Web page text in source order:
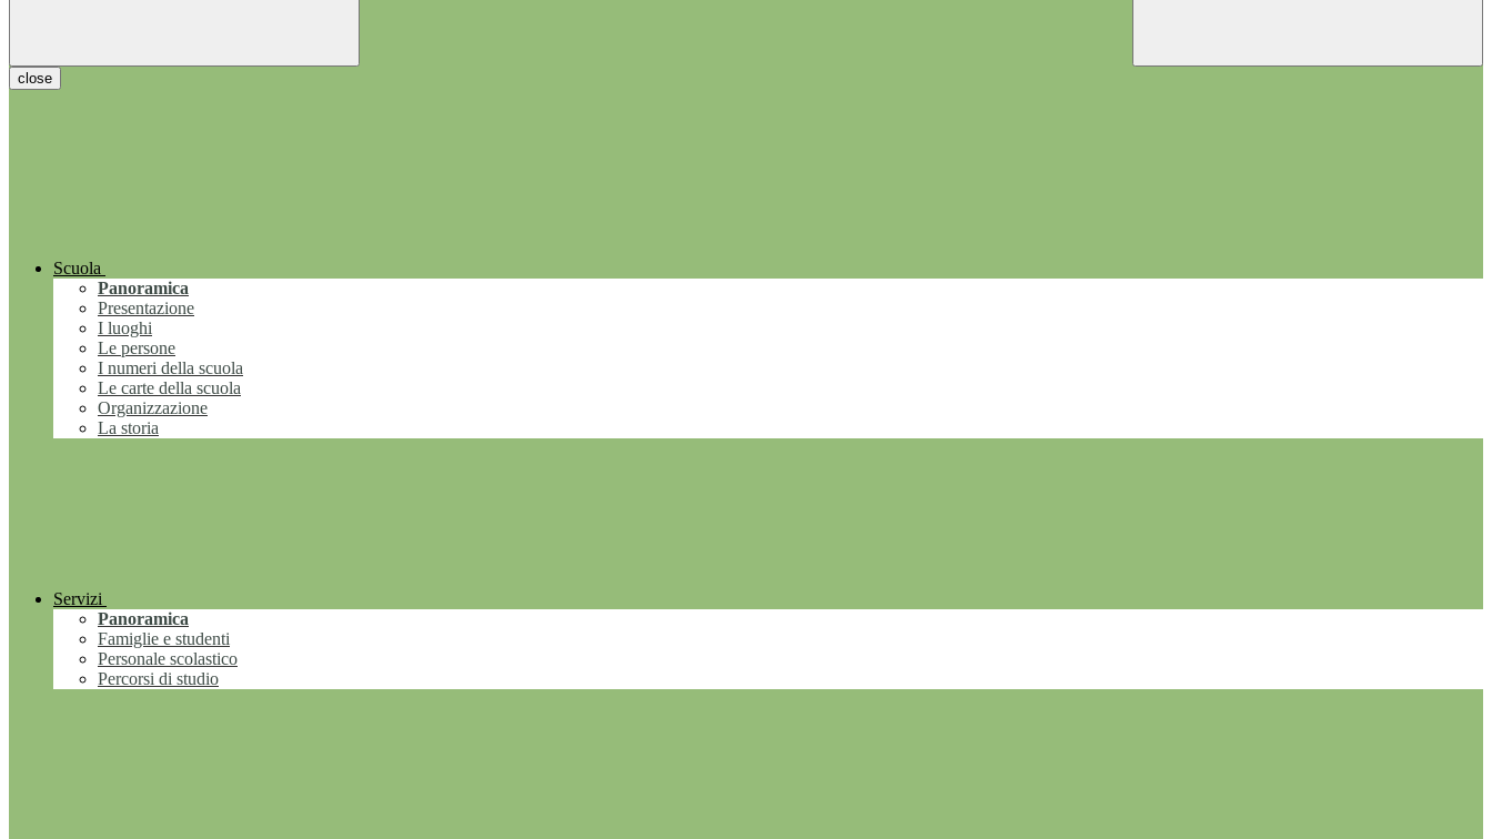
close
Scuola
Panoramica
Presentazione
I luoghi
Le persone
I numeri della scuola
Le carte della scuola
Organizzazione
La storia
Servizi
Panoramica
Famiglie e studenti
Personale scolastico
Percorsi di studio